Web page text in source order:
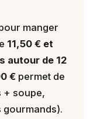
manger
11,50 € et
autour de 12
€permet de
+ soupe,
gourmands).